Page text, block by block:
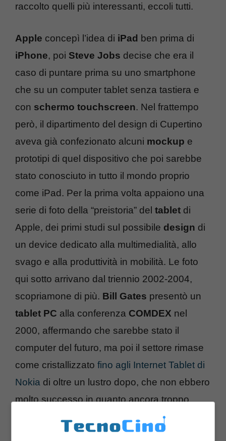
raccolto quelli più interessanti, eccoli tutti.
Apple concepì l’idea di iPad ben prima di
iPhone, poi Steve Jobs decise che era il
caso di puntare prima su uno smartphone
che su un computer tablet senza tastiera e
con schermo touchscreen. Nel frattempo
però, il dipartimento del design di Cupertino
aveva già confezionato alcuni mockup e
prototipi di quel dispositivo che poi sarebbe
stato conosciuto in tutto il mondo proprio
come iPad. Per la prima volta appaiono una
serie di foto della “preistoria” del tablet di
Apple, dei primi studi sul possibile design di
un device dedicato alla multimedialità, allo
svago e alla produttività in mobilità. Le foto
qui sotto arrivano dal triennio 2002-2004,
scopriamone di più. Bill Gates presentò un
tablet PC alla conferenza COMDEX nel
2000, affermando che sarebbe stato il
computer del futuro, ma poi il settore rimase
come cristallizzato fino agli Internet Tablet di
Nokia di oltre un lustro dopo, che non ebbero
molto successo in quanto ancora troppo
legati alla tastiera e al mondo degli
smartphone. Ma nei segretissimi laboratori